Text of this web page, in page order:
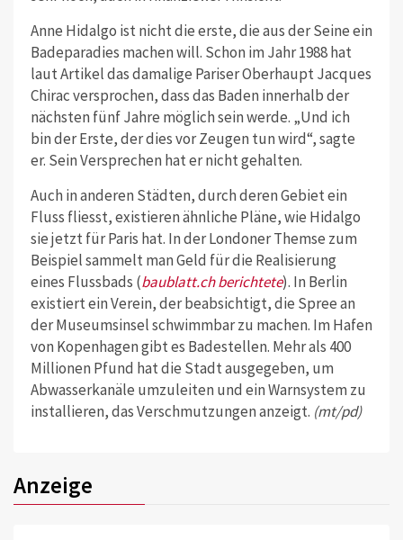
Anne Hidalgo ist nicht die erste, die aus der Seine ein
Badeparadies machen will. Schon im Jahr 1988 hat
laut Artikel das damalige Pariser Oberhaupt Jacques
Chirac versprochen, dass das Baden innerhalb der
nächsten fünf Jahre möglich sein werde. „Und ich
bin der Erste, der dies vor Zeugen tun wird“, sagte
er. Sein Versprechen hat er nicht gehalten.
Auch in anderen Städten, durch deren Gebiet ein
Fluss fliesst, existieren ähnliche Pläne, wie Hidalgo
sie jetzt für Paris hat. In der Londoner Themse zum
Beispiel sammelt man Geld für die Realisierung
eines Flussbads (baublatt.ch berichtete). In Berlin
existiert ein Verein, der beabsichtigt, die Spree an
der Museumsinsel schwimmbar zu machen. Im Hafen
von Kopenhagen gibt es Badestellen. Mehr als 400
Millionen Pfund hat die Stadt ausgegeben, um
Abwasserkanäle umzuleiten und ein Warnsystem zu
installieren, das Verschmutzungen anzeigt. (mt/pd)
Anzeige